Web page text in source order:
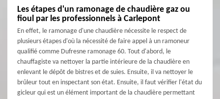
Les étapes d'un ramonage de chaudière gaz ou
fioul par les professionnels à Carlepont
En effet, le ramonage d'une chaudière nécessite le respect de
plusieurs étapes d'où la nécessité de faire appel à un ramoneur
qualifié comme Dufresne ramonage 60. Tout d'abord, le
chauffagiste va nettoyer la partie intérieure de la chaudière en
enlevant le dépôt de bistres et de suies. Ensuite, il va nettoyer le
brûleur tout en inspectant son état. Ensuite, il faut vérifier l'état du
gicleur qui est un élément important de la chaudière permettant